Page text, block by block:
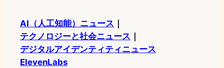
AI（人工知能）ニュース
テクノロジーと社会ニュース
デジタルアイデンティティニュース
ElevenLabs